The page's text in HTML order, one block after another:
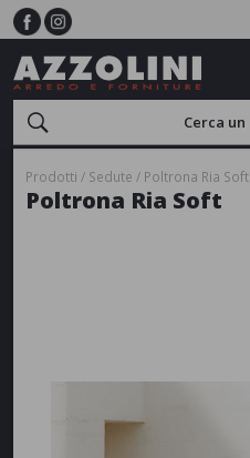
Prodotti Sedute Poltrona Ria Soft
Poltrona Ria Soft